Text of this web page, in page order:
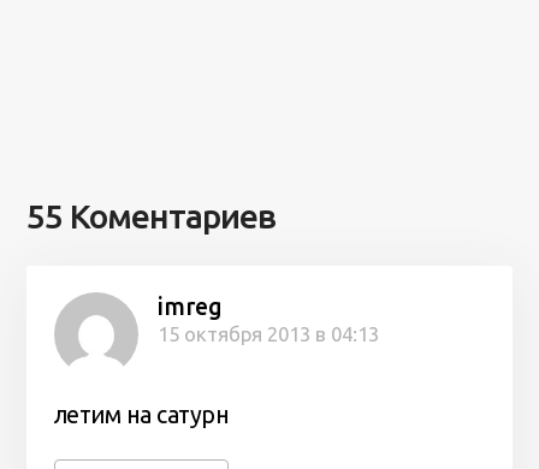
55 Коментариев
imreg
15 октября 2013 в 04:13
летим на сатурн